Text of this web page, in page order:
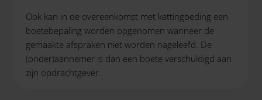
Ook kan in de overeenkomst met kettingbeding een
boetebepaling worden opgenomen wanneer de
gemaakte afspraken niet worden nageleefd. De
(onder)aannemer is dan een boete verschuldigd aan
zijn opdrachtgever.